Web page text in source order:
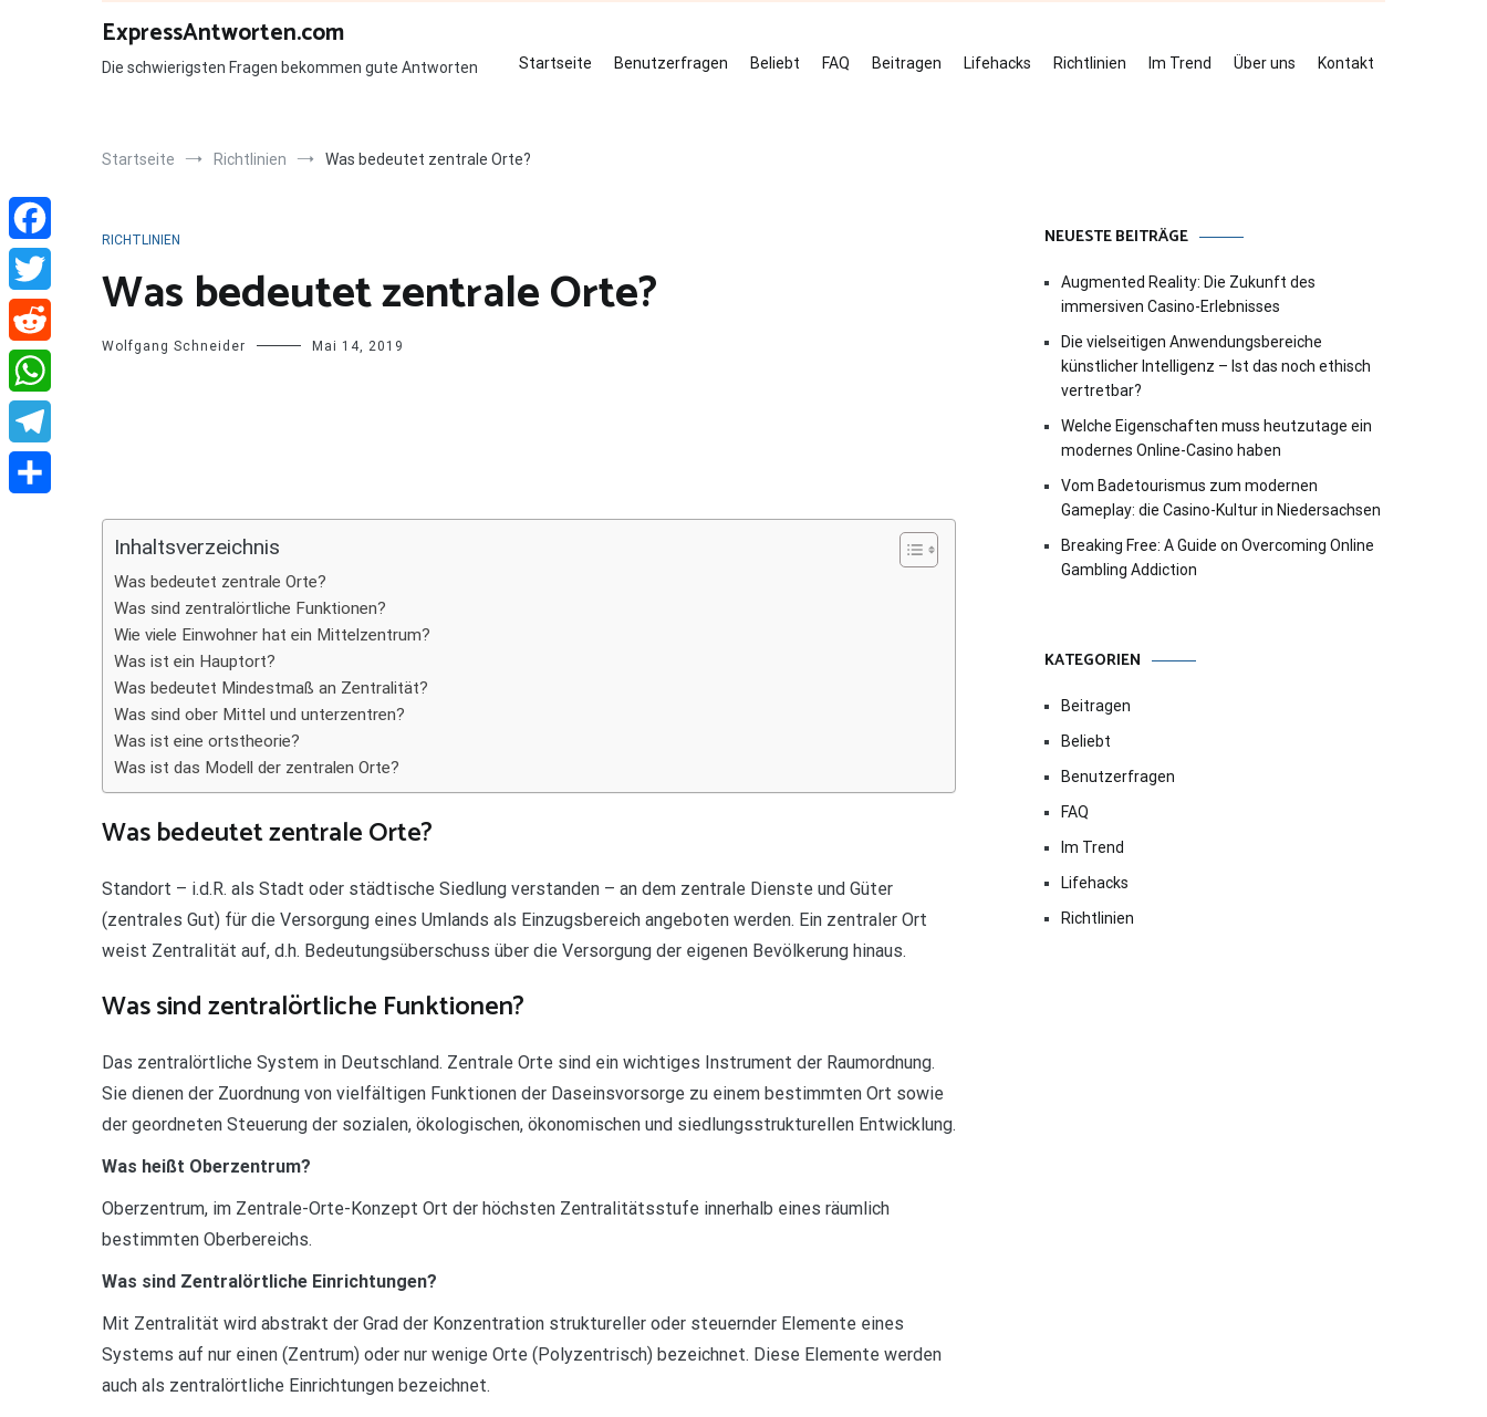
ExpressAntworten.com
Die schwierigsten Fragen bekommen gute Antworten Startseite Benutzerfragen Beliebt FAQ Beitragen Lifehacks Richtlinien Im Trend Über uns Kontakt
Startseite Richtlinien Was bedeutet zentrale Orte?
RICHTLINIEN
Was bedeutet zentrale Orte?
Wolfgang Schneider Mai 14, 2019
Inhaltsverzeichnis
Was bedeutet zentrale Orte?
Was sind zentralörtliche Funktionen?
Wie viele Einwohner hat ein Mittelzentrum?
Was ist ein Hauptort?
Was bedeutet Mindestmaß an Zentralität?
Was sind ober Mittel und unterzentren?
Was ist eine ortstheorie?
Was ist das Modell der zentralen Orte?
Was bedeutet zentrale Orte?
Standort – i.d.R. als Stadt oder städtische Siedlung verstanden – an dem zentrale Dienste und Güter
(zentrales Gut) für die Versorgung eines Umlands als Einzugsbereich angeboten werden. Ein zentraler Ort
weist Zentralität auf, d.h. Bedeutungsüberschuss über die Versorgung der eigenen Bevölkerung hinaus.
Was sind zentralörtliche Funktionen?
Das zentralörtliche System in Deutschland. Zentrale Orte sind ein wichtiges Instrument der Raumordnung.
Sie dienen der Zuordnung von vielfältigen Funktionen der Daseinsvorsorge zu einem bestimmten Ort sowie
der geordneten Steuerung der sozialen, ökologischen, ökonomischen und siedlungsstrukturellen Entwicklung.
Was heißt Oberzentrum?
Oberzentrum, im Zentrale-Orte-Konzept Ort der höchsten Zentralitätsstufe innerhalb eines räumlich
bestimmten Oberbereichs.
Was sind Zentralörtliche Einrichtungen?
Mit Zentralität wird abstrakt der Grad der Konzentration struktureller oder steuernder Elemente eines
Systems auf nur einen (Zentrum) oder nur wenige Orte (Polyzentrisch) bezeichnet. Diese Elemente werden
auch als zentralörtliche Einrichtungen bezeichnet.
NEUESTE BEITRÄGE
Augmented Reality: Die Zukunft des
immersiven Casino-Erlebnisses
Die vielseitigen Anwendungsbereiche
künstlicher Intelligenz – Ist das noch ethisch
vertretbar?
Welche Eigenschaften muss heutzutage ein
modernes Online-Casino haben
Vom Badetourismus zum modernen
Gameplay: die Casino-Kultur in Niedersachsen
Breaking Free: A Guide on Overcoming Online
Gambling Addiction
KATEGORIEN
Beitragen
Beliebt
Benutzerfragen
FAQ
Im Trend
Lifehacks
Richtlinien
Facebook
Twitter
Reddit
WhatsApp
Telegram